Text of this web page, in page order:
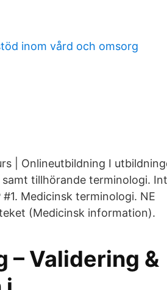
inom vård och omsorg
| Onlineutbildning I
tillhörande terminologi.
Medicinsk terminologi. NE
(Medicinsk information).
– Validering &